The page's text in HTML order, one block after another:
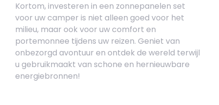
Kortom, investeren in een zonnepanelen set
voor uw camper is niet alleen goed voor het
milieu, maar ook voor uw comfort en
portemonnee tijdens uw reizen. Geniet van
onbezorgd avontuur en ontdek de wereld terwijl
u gebruikmaakt van schone en hernieuwbare
energiebronnen!